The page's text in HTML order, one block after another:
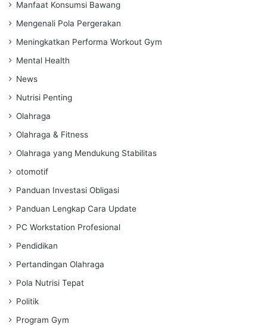
Manfaat Konsumsi Bawang
Mengenali Pola Pergerakan
Meningkatkan Performa Workout Gym
Mental Health
News
Nutrisi Penting
Olahraga
Olahraga & Fitness
Olahraga yang Mendukung Stabilitas
otomotif
Panduan Investasi Obligasi
Panduan Lengkap Cara Update
PC Workstation Profesional
Pendidikan
Pertandingan Olahraga
Pola Nutrisi Tepat
Politik
Program Gym